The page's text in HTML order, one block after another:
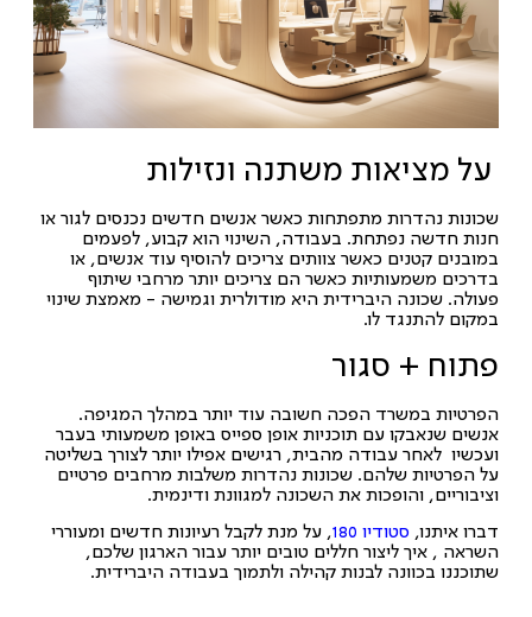
על מציאות משתנה ונזילות
שכונות נהדרות מתפתחות כאשר אנשים חדשים נכנסים לגור או
חנות חדשה נפתחת. בעבודה, השינוי הוא קבוע, לפעמים
במובנים קטנים כאשר צוותים צריכים להוסיף עוד אנשים, או
בדרכים משמעותיות כאשר הם צריכים יותר מרחבי שיתוף
פעולה. שכונה היברידית היא מודולרית וגמישה - מאמצת שינוי
במקום להתנגד לו.
פתוח + סגור
הפרטיות במשרד הפכה חשובה עוד יותר במהלך המגיפה.
אנשים שנאבקו עם תוכניות אופן ספייס באופן משמעותי בעבר
ועכשיו לאחר עבודה מהבית, רגישים אפילו יותר לצורך בשליטה
על הפרטיות שלהם. שכונות נהדרות משלבות מרחבים פרטיים
וציבוריים, והופכות את השכונה למגוונת ודינמית.
דברו איתנו, סטודיו 180
, על מנת לקבל רעיונות חדשים ומעוררי
השראה , איך ליצור חללים טובים יותר עבור הארגון שלכם,
שתוכננו בכוונה לבנות קהילה ולתמוך בעבודה היברידית.